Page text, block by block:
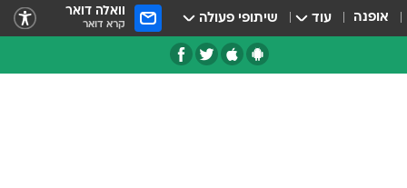
אופנה עוד שיתופי פעולה וואלה דואר
קרא דואר